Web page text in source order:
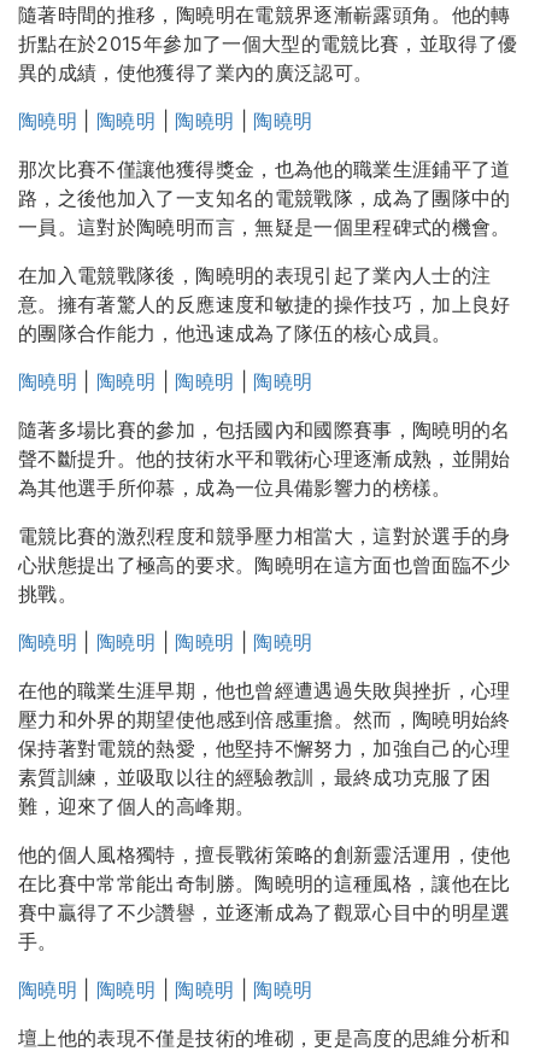
隨著時間的推移，陶曉明在電競界逐漸嶄露頭角。他的轉
折點在於2015年參加了一個大型的電競比賽，並取得了優
異的成績，使他獲得了業內的廣泛認可。
陶曉明
陶曉明 陶曉明
陶曉明
那次比賽不僅讓他獲得獎金，也為他的職業生涯鋪平了道
路，之後他加入了一支知名的電競戰隊，成為了團隊中的
一員。這對於陶曉明而言，無疑是一個里程碑式的機會。
在加入電競戰隊後，陶曉明的表現引起了業內人士的注
意。擁有著驚人的反應速度和敏捷的操作技巧，加上良好
的團隊合作能力，他迅速成為了隊伍的核心成員。
陶曉明
陶曉明 陶曉明
陶曉明
隨著多場比賽的參加，包括國內和國際賽事，陶曉明的名
聲不斷提升。他的技術水平和戰術心理逐漸成熟，並開始
為其他選手所仰慕，成為一位具備影響力的榜樣。
電競比賽的激烈程度和競爭壓力相當大，這對於選手的身
心狀態提出了極高的要求。陶曉明在這方面也曾面臨不少
挑戰。
陶曉明
陶曉明 陶曉明
陶曉明
在他的職業生涯早期，他也曾經遭遇過失敗與挫折，心理
壓力和外界的期望使他感到倍感重擔。然而，陶曉明始終
保持著對電競的熱愛，他堅持不懈努力，加強自己的心理
素質訓練，並吸取以往的經驗教訓，最終成功克服了困
難，迎來了個人的高峰期。
他的個人風格獨特，擅長戰術策略的創新靈活運用，使他
在比賽中常常能出奇制勝。陶曉明的這種風格，讓他在比
賽中贏得了不少讚譽，並逐漸成為了觀眾心目中的明星選
手。
陶曉明
陶曉明 陶曉明
陶曉明
壇上他的表現不僅是技術的堆砌，更是高度的思維分析和